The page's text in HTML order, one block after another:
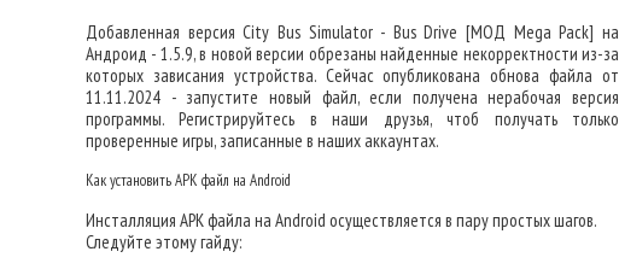
Добавленная версия City Bus Simulator - Bus Drive [МОД Mega Pack] на
Андроид - 1.5.9, в новой версии обрезаны найденные некорректности из-за
которых зависания устройства. Сейчас опубликована обнова файла от
11.11.2024 - запустите новый файл, если получена нерабочая версия
программы. Регистрируйтесь в наши друзья, чтоб получать только
проверенные игры, записанные в наших аккаунтах.
Как установить APK файл на Android
Инсталляция APK файла на Android осуществляется в пару простых шагов.
Следуйте этому гайду: